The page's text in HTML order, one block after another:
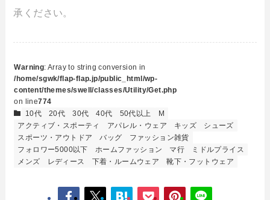
承ください。
Warning: Array to string conversion in
/home/sgwk/flap-flap.jp/public_html/wp-
content/themes/swell/classes/Utility/Get.php
on line774
10代
20代 30代 40代 50代以上
M
アクティブ・スポーティ
アパレル・ウェア キッズ
シューズ
スポーツ・アウトドア
バッグ
ファッション雑貨
フォロワー5000以下
ホームファッション マ行
ミドルプライス
メンズ
レディース 下着・ルームウェア 靴下・フットウェア